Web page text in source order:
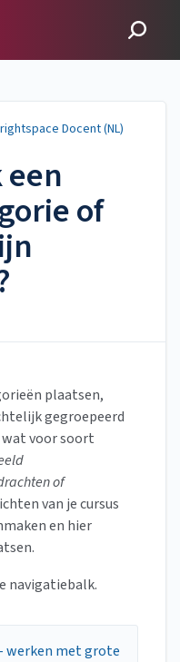
Docent (NL)
een
of
plaatsen,
gegroepeerd
voor soort
of
van je cursus
en hier
navigatiebalk.